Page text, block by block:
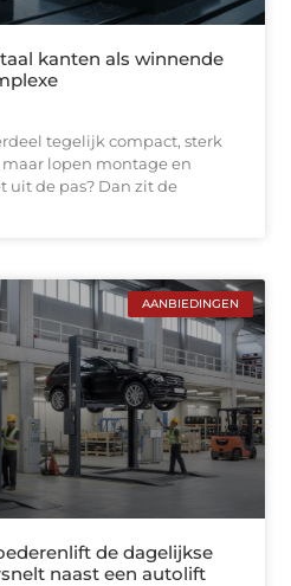
kanten als winnende
tegelijk compact, sterk
lopen montage en
uit de pas? Dan zit de
AANBIEDINGEN
de dagelijkse
naast een autolift